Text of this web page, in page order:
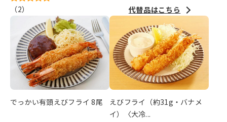
（2）
代替品はこちら
でっかい有頭えびフライ 8尾
えびフライ（約31g・バナメ
イ）〈大冷...